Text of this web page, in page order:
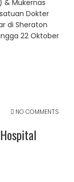
& Mukernas
Dokter
di Sheraton
22 Oktober
NO COMMENTS